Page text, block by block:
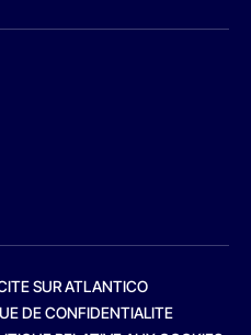
SUR ATLANTICO
DE CONFIDENTIALITE